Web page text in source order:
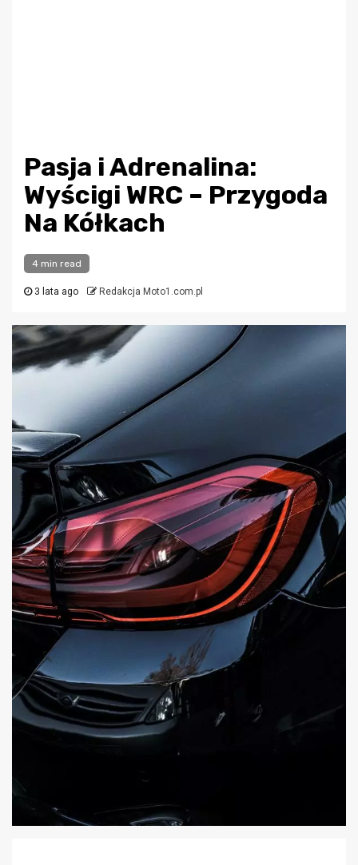
Pasja i Adrenalina:
Wyścigi WRC – Przygoda
Na Kółkach
4 min read
3 lata ago Redakcja Moto1.com.pl